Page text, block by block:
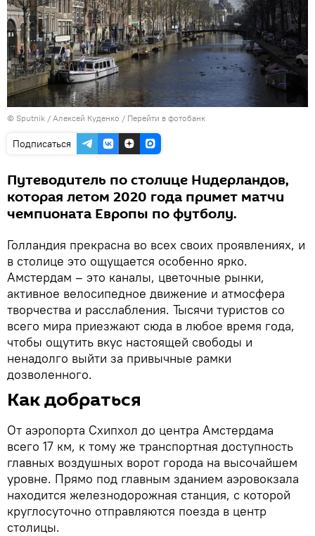
© Sputnik / Алексей Куденко / Перейти в фотобанк
Подписаться
Путеводитель по столице Нидерландов,
которая летом 2020 года примет матчи
чемпионата Европы по футболу.
Голландия прекрасна во всех своих проявлениях, и
в столице это ощущается особенно ярко.
Амстердам – это каналы, цветочные рынки,
активное велосипедное движение и атмосфера
творчества и расслабления. Тысячи туристов со
всего мира приезжают сюда в любое время года,
чтобы ощутить вкус настоящей свободы и
ненадолго выйти за привычные рамки
дозволенного.
Как добраться
От аэропорта Схипхол до центра Амстердама
всего 17 км, к тому же транспортная доступность
главных воздушных ворот города на высочайшем
уровне. Прямо под главным зданием аэровокзала
находится железнодорожная станция, с которой
круглосуточно отправляются поезда в центр
столицы.